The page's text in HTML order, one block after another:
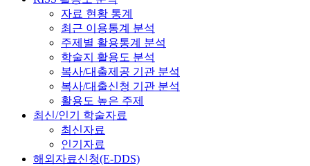
자료 현황 통계
최근 이용통계 분석
주제별 활용통계 분석
학술지 활용도 분석
복사/대출제공 기관 분석
복사/대출신청 기관 분석
활용도 높은 주제
최신/인기 학술자료
최신자료
인기자료
해외자료신청(E-DDS)